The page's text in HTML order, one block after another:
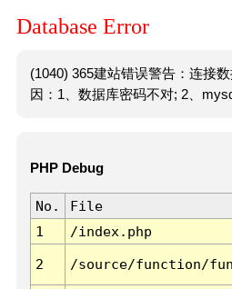
Database Error
(1040) 365建站错误警告：连接
因：1、数据库密码不对; 2、
PHP Debug
No. File
1
/index.php
2 /source/function/